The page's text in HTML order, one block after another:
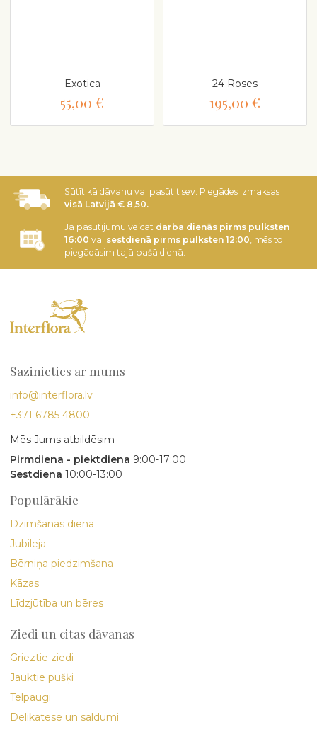
Exotica
55,00 €
24 Roses
195,00 €
Sūtīt kā dāvanu vai pasūtit sev. Piegādes izmaksas
visā Latvijā € 8,50.
Ja pasūtījumu veicat darba dienās pirms pulksten
16:00 vai sestdienā pirms pulksten 12:00, mēs to
piegādāsim tajā pašā dienā.
Sazinieties ar mums
info@interflora.lv
+371 6785 4800
Mēs Jums atbildēsim
Pirmdiena - piektdiena 9:00-17:00
Sestdiena 10:00-13:00
Populārākie
Dzimšanas diena
Jubileja
Bērniņa piedzimšana
Kāzas
Līdzjūtība un bēres
Ziedi un citas dāvanas
Grieztie ziedi
Jauktie pušķi
Telpaugi
Delikatese un saldumi